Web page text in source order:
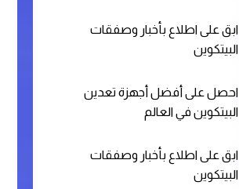
ابق على اطلاع بأخبار وصفقات
البيتكوين
احصل على أفضل أجهزة تعدين
البيتكوين في العالم
ابق على اطلاع بأخبار وصفقات
البيتكوين